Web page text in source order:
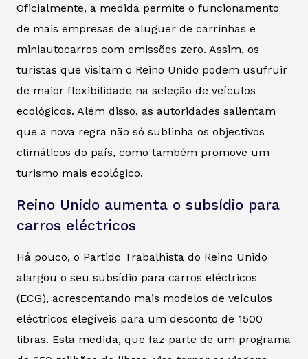
Oficialmente, a medida permite o funcionamento
de mais empresas de aluguer de carrinhas e
miniautocarros com emissões zero. Assim, os
turistas que visitam o Reino Unido podem usufruir
de maior flexibilidade na seleção de veículos
ecológicos. Além disso, as autoridades salientam
que a nova regra não só sublinha os objectivos
climáticos do país, como também promove um
turismo mais ecológico.
Reino Unido aumenta o subsídio para
carros eléctricos
Há pouco, o Partido Trabalhista do Reino Unido
alargou o seu subsídio para carros eléctricos
(ECG), acrescentando mais modelos de veículos
eléctricos elegíveis para um desconto de 1500
libras. Esta medida, que faz parte de um programa